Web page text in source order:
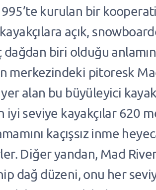
kurulan bir
açık,
dağdan biri olduğu
merkezindeki pitoresk
yer alan bu büyüleyici
iyi seviye kayakçılar 620
kaçışsız inme
Diğer yandan, Mad
dağ düzeni, onu her